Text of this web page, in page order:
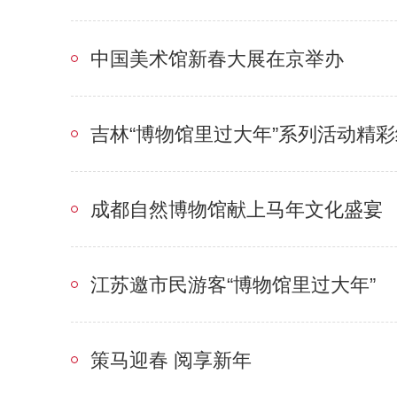
中国美术馆新春大展在京举办
吉林“博物馆里过大年”系列活动精
成都自然博物馆献上马年文化盛宴
江苏邀市民游客“博物馆里过大年”
策马迎春 阅享新年